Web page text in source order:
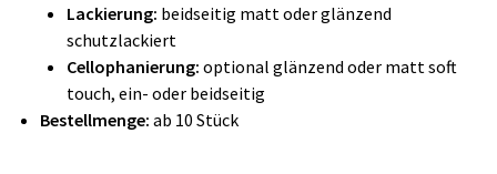
Lackierung: beidseitig matt oder glänzend
schutzlackiert
Cellophanierung: optional glänzend oder matt soft
touch, ein- oder beidseitig
Bestellmenge: ab 10 Stück